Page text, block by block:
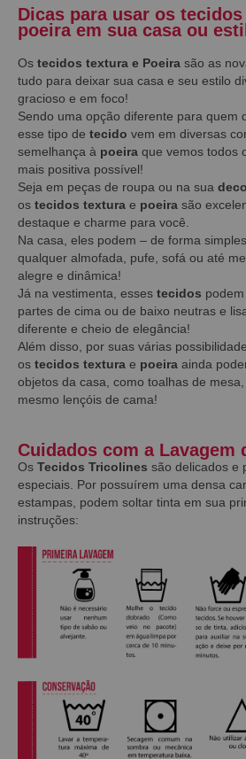
Dicas para usar os
poeira em sua casa ou
Os tecidos textura e Poeira são as
tudo para deixar sua casa e seu estilo
gracioso e em foco!
Sendo uma opção diferente para quem
esse tipo de tecido vem em diversas
semelhança à poeira que vemos todos
mais positiva possível!
Seja em peças de roupa ou na sua
os tecidos textura e poeira são
destaque e charme para você.
Na casa, eles podem – de forma
qualquer almofada, pufe, sofá ou até
alegre e dinâmica!
Já na vestimenta, esses tecidos
partes de cima ou de baixo neutras e
diferente e cheio de elegância!
Além disso, por suas várias
os tecidos textura e poeira ainda
objetos da casa, como toalhas de
mesmo lençóis de cama!
Cuidados com a Lavagem
Os Tecidos Tricolines são delicados e
especiais. Por possuírem uma densa
estampas, podem soltar tinta em sua
instruções: